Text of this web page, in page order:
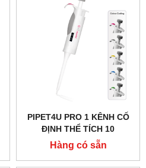
PIPET4U PRO 1 KÊNH CỐ
ĐỊNH THỂ TÍCH 10
MICROLIT HÃNG AHN -
ĐỨC
Hàng có sẵn